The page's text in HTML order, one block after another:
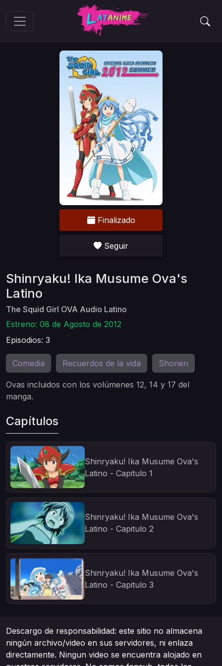
Finalizado
Seguir
Shinryaku! Ika Musume Ova's
Latino
The Squid Girl OVA Audio Latino
Estreno: 08 de Agosto de 2012
Episodios: 3
Comedia Recuerdos de la vida Shonen
Ovas incluidos con los volúmenes 12, 14 y 17 del
manga.
Capítulos
Shinryaku! Ika Musume Ova's
Latino - Capitulo 1
Shinryaku! Ika Musume Ova's
Latino - Capitulo 2
Shinryaku! Ika Musume Ova's
Latino - Capitulo 3
Descargo de responsabilidad: este sitio no almacena
ningún archivo/video en sus servidores, ni enlaza
directamente. Ningun video se encuentra alojado en